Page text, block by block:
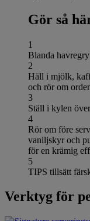
Gör så
1
Blanda
2
Häll i mjölk,
och rör om
3
Ställ i kylen
4
Rör om före
vaniljskyr och
för en krämig
5
TIPS tillsätt
Verktyg för